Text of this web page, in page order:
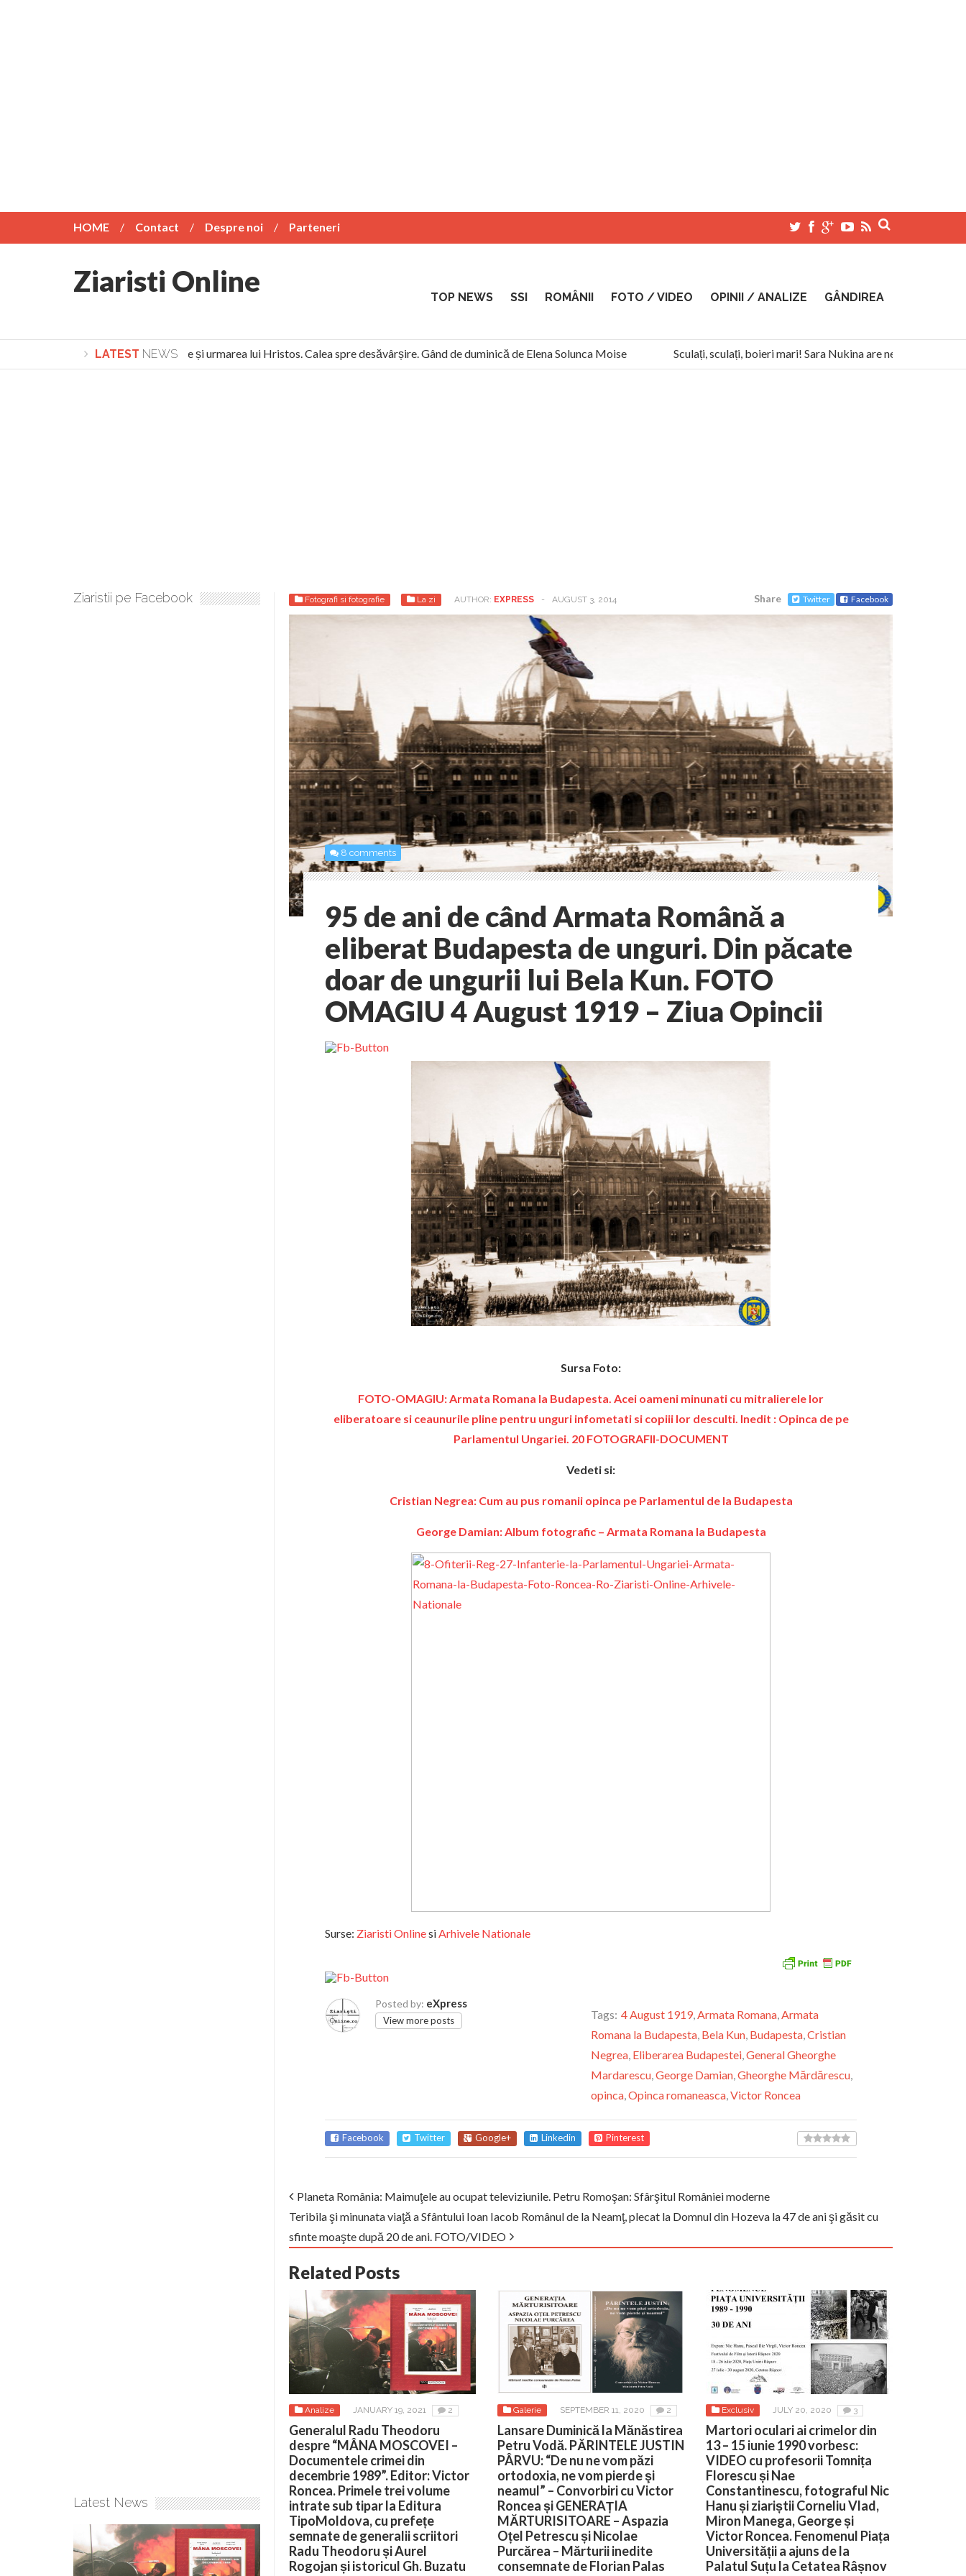
HOME Contact Despre noi Parteneri
Ziaristi Online TOP NEWS SSI ROMÂNII FOTO / VIDEO OPINII / ANALIZE GÂNDIREA
LATEST NEWS
Lepădarea de sine și urmarea lui Hristos. Calea spre desăvârșire. Gând de duminică de Elena Solunca Moise
Sculați, sculați, boieri mari! Sara Nukina are nevoie de ajutorul
Turnătorul DIE Lucian Boia înjură din nou poporul român: “românii sunt slavi, nu latini”. Fostul agent ceaușist de la Humanitas militează pentru federalizarea României
Fotografi si fotografie La zi AUTHOR: EXPRESS - AUGUST 3, 2014 Share Twitter Facebook
8 comments
95 de ani de când Armata Română a
eliberat Budapesta de unguri. Din păcate
doar de ungurii lui Bela Kun. FOTO
OMAGIU 4 August 1919 – Ziua Opincii
Sursa Foto:
FOTO-OMAGIU: Armata Romana la Budapesta. Acei oameni minunati cu mitralierele lor
eliberatoare si ceaunurile pline pentru unguri infometati si copiii lor desculti. Inedit : Opinca de pe
Parlamentul Ungariei. 20 FOTOGRAFII-DOCUMENT
Vedeti si:
Cristian Negrea: Cum au pus romanii opinca pe Parlamentul de la Budapesta
George Damian: Album fotografic – Armata Romana la Budapesta
Surse: Ziaristi Onlinesi Arhivele Nationale
Posted by: eXpress
View more posts Tags: 4 August 1919 Armata Romana Armata
Romana la Budapesta Bela Kun Budapesta Cristian
Negrea Eliberarea Budapestei General Gheorghe
Mardarescu George Damian Gheorghe Mărdărescu
opinca Opinca romaneasca Victor Roncea
Facebook Twitter Google+ Linkedin Pinterest
Planeta România: Maimuţele au ocupat televiziunile. Petru Romoşan: Sfârşitul României moderne
Teribila şi minunata viaţă a Sfântului Ioan Iacob Românul de la Neamţ, plecat la Domnul din Hozeva la 47 de ani şi găsit cu
sfinte moaşte după 20 de ani. FOTO/VIDEO
Related Posts
Analize JANUARY 19, 2021 2
Generalul Radu Theodoru
despre “MÂNA MOSCOVEI –
Documentele crimei din
decembrie 1989”. Editor: Victor
Roncea. Primele trei volume
intrate sub tipar la Editura
TipoMoldova, cu prefețe
semnate de generalii scriitori
Radu Theodoru și Aurel
Rogojan și istoricul Gh. Buzatu
Galerie SEPTEMBER 11, 2020 2
Lansare Duminică la Mănăstirea
Petru Vodă. PĂRINTELE JUSTIN
PÂRVU: “De nu ne vom păzi
ortodoxia, ne vom pierde şi
neamul” – Convorbiri cu Victor
Roncea și GENERAȚIA
MĂRTURISITOARE – Aspazia
Oțel Petrescu și Nicolae
Purcărea – Mărturii inedite
consemnate de Florian Palas
Exclusiv JULY 20, 2020 3
Martori oculari ai crimelor din
13 – 15 iunie 1990 vorbesc:
VIDEO cu profesorii Tomnița
Florescu și Nae
Constantinescu, fotograful Nic
Hanu și ziariștii Corneliu Vlad,
Miron Manega, George și
Victor Roncea. Fenomenul Piața
Universității a ajuns de la
Palatul Suțu la Cetatea Râșnov
Ziaristii pe Facebook
Latest News